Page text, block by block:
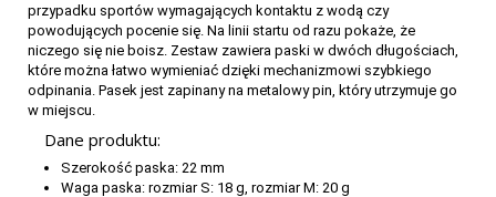
przypadku sportów wymagających kontaktu z wodą czy
powodujących pocenie się. Na linii startu od razu pokaże, że
niczego się nie boisz. Zestaw zawiera paski w dwóch długościach,
które można łatwo wymieniać dzięki mechanizmowi szybkiego
odpinania. Pasek jest zapinany na metalowy pin, który utrzymuje go
w miejscu.
Dane produktu:
Szerokość paska: 22 mm
Waga paska: rozmiar S: 18 g, rozmiar M: 20 g